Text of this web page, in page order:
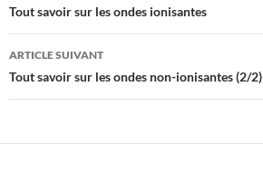
Navigation
des
articles
Tout savoir sur les ondes ionisantes
ARTICLE SUIVANT
Tout savoir sur les ondes non-ionisantes (2/2)